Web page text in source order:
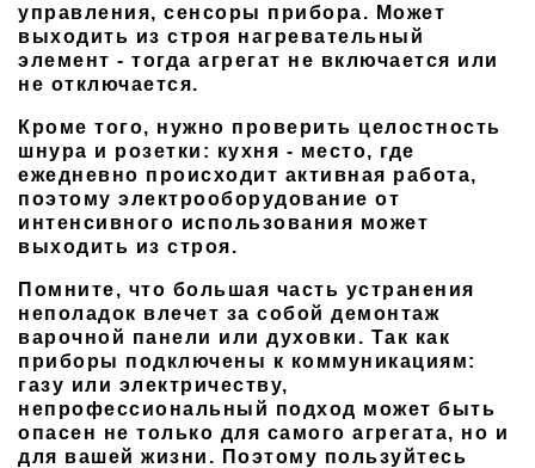
управления, сенсоры прибора. Может
выходить из строя нагревательный
элемент - тогда агрегат не включается или
не отключается.
Кроме того, нужно проверить целостность
шнура и розетки: кухня - место, где
ежедневно происходит активная работа,
поэтому электрооборудование от
интенсивного использования может
выходить из строя.
Помните, что большая часть устранения
неполадок влечет за собой демонтаж
варочной панели или духовки. Так как
приборы подключены к коммуникациям:
газу или электричеству,
непрофессиональный подход может быть
опасен не только для самого агрегата, но и
для вашей жизни. Поэтому пользуйтесь